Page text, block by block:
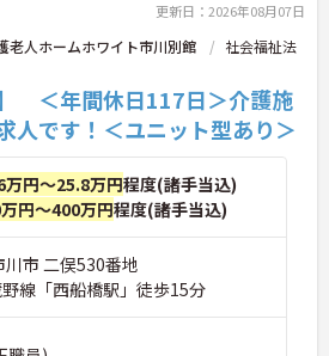
更新日：2026年08月07日
老人ホームホワイト市川別館
社会福祉法
】 ＜年間休日117日＞介護施
人です！＜ユニット型あり＞
万円～25.8万円程度(諸手当込)
円～400万円程度(諸手当込)
川市 二俣530番地
野線「西船橋駅」徒歩15分